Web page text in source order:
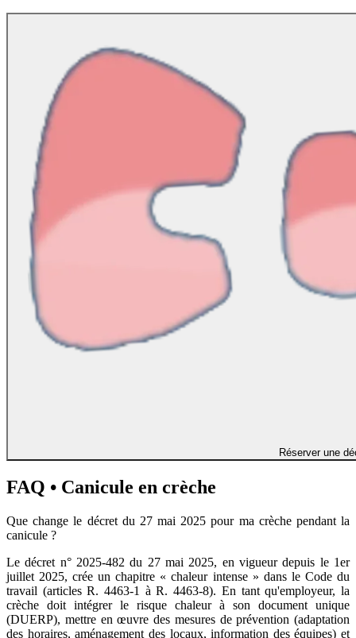
Réserver une
FAQ • Canicule en crèche
Que change le décret du 27 mai 2025 pour ma crèche pendant la
canicule ?
Le décret n° 2025-482 du 27 mai 2025, en vigueur depuis le 1er
juillet 2025, crée un chapitre « chaleur intense » dans le Code du
travail (articles R. 4463-1 à R. 4463-8). En tant qu'employeur, la
crèche doit intégrer le risque chaleur à son document unique
(DUERP), mettre en œuvre des mesures de prévention (adaptation
des horaires, aménagement des locaux, information des équipes) et